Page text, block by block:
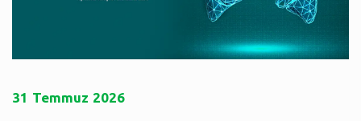
31 Temmuz 2026